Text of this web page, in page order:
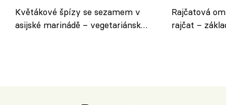
Květákové špízy se sezamem v
asijské marinádě – vegetariánská
Rajčatová
rajčat –